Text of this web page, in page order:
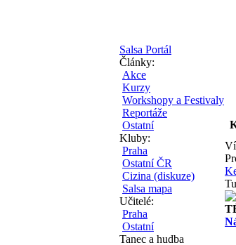
Salsa Portál
Články:
Akce
Kurzy
Workshopy a Festivaly
Reportáže
Ostatní
Kluby:
Praha
Ostatní ČR
Cizina (diskuze)
Salsa mapa
Učitelé:
Praha
Ostatní
Tanec a hudba